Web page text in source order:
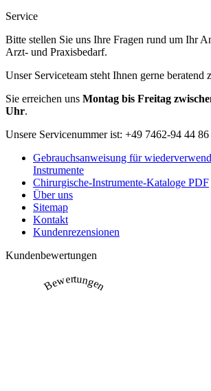
Service
Bitte stellen Sie uns Ihre Fragen rund um Ihr
Arzt- und Praxisbedarf.
Unser Serviceteam steht Ihnen gerne beratend
Sie erreichen uns Montag bis Freitag
Uhr.
Unsere Servicenummer ist: +49 7462-94 44 86
Gebrauchsanweisung für
Instrumente
Chirurgische-Instrumente-Kataloge PDF
Über uns
Sitemap
Kontakt
Kundenrezensionen
Kundenbewertungen
Bewertungen